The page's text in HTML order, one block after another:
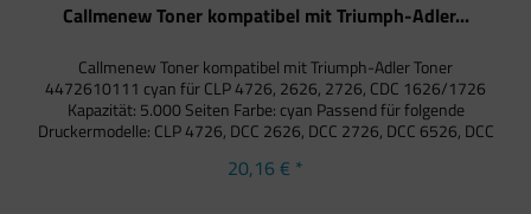
Callmenew Toner kompatibel mit Triumph-Adler...
Callmenew Toner kompatibel mit Triumph-Adler Toner
4472610111 cyan für CLP 4726, 2626, 2726, CDC 1626/1726
Kapazität: 5.000 Seiten Farbe: cyan Passend für folgende
Druckermodelle: CLP 4726, DCC 2626, DCC 2726, DCC 6526, DCC
20,16 € *